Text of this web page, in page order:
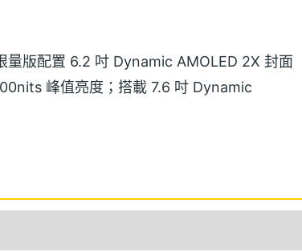
版配置 6.2 吋 Dynamic AMOLED 2X 封面
峰值亮度；搭載 7.6 吋 Dynamic
、螢幕下鏡頭 2.0，則有 120Hz 螢幕更新
果之餘，也能增加電池續航力。
版以 Thom Browne 的黑領結元素為概念發
綴以一抹奢華的金色飾邊畫龍點睛，創造細節